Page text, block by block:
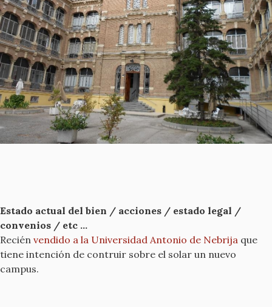
Estado actual del bien / acciones / estado legal /
convenios / etc ...
Recién vendido a la Universidad Antonio de Nebrija que
tiene intención de contruir sobre el solar un nuevo
campus.